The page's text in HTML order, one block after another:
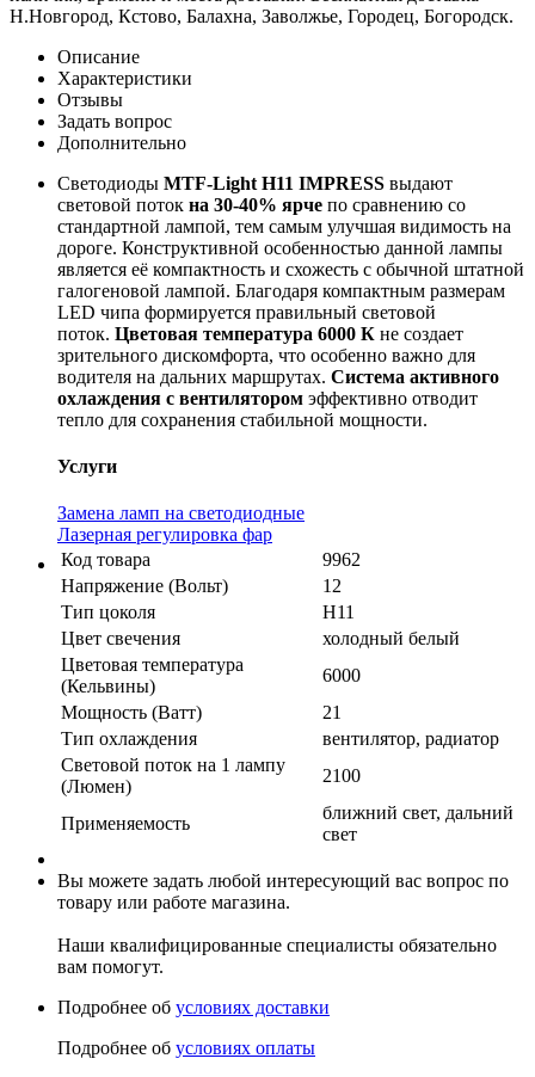
Н.Новгород, Кстово, Балахна, Заволжье, Городец, Богородск.
Описание
Характеристики
Отзывы
Задать вопрос
Дополнительно
Светодиоды MTF-Light H11 IMPRESS выдают
световой поток на 30-40% ярче по сравнению со
стандартной лампой, тем самым улучшая видимость на
дороге. Конструктивной особенностью данной лампы
является её компактность и схожесть с обычной штатной
галогеновой лампой. Благодаря компактным размерам
LED чипа формируется правильный световой
поток. Цветовая температура 6000 К не создает
зрительного дискомфорта, что особенно важно для
водителя на дальних маршрутах. Система активного
охлаждения с вентилятором эффективно отводит
тепло для сохранения стабильной мощности.
Услуги
Замена ламп на светодиодные
Лазерная регулировка фар
Код товара
9962
Напряжение (Вольт)
12
Тип цоколя
H11
Цвет свечения
холодный белый
Цветовая температура
(Кельвины)
6000
Мощность (Ватт)
21
Тип охлаждения
вентилятор, радиатор
Световой поток на 1 лампу
(Люмен)
2100
Применяемость
ближний свет, дальний
свет
Вы можете задать любой интересующий вас вопрос по
товару или работе магазина.
Наши квалифицированные специалисты обязательно
вам помогут.
Подробнее об условиях доставки
Подробнее об условиях оплаты